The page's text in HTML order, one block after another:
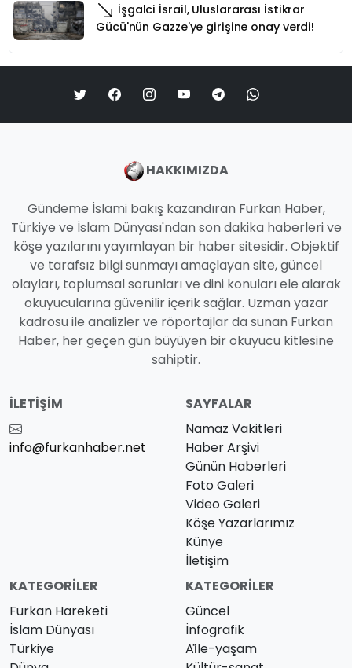
İşgalci İsrail, Uluslararası İstikrar
Gücü'nün Gazze'ye girişine onay verdi!
HAKKIMIZDA
Gündeme İslami bakış kazandıran Furkan Haber,
Türkiye ve İslam Dünyası'ndan son dakika haberleri ve
köşe yazılarını yayımlayan bir haber sitesidir. Objektif
ve tarafsız bilgi sunmayı amaçlayan site, güncel
olayları, toplumsal sorunları ve dini konuları ele alarak
okuyucularına güvenilir içerik sağlar. Uzman yazar
kadrosu ile analizler ve röportajlar da sunan Furkan
Haber, her geçen gün büyüyen bir okuyucu kitlesine
sahiptir.
İLETIŞIM
info@furkanhaber.net
SAYFALAR
Namaz Vakitleri
Haber Arşivi
Günün Haberleri
Foto Galeri
Video Galeri
Köşe Yazarlarımız
Künye
İletişim
KATEGORILER
Furkan Hareketi
İslam Dünyası
Türkiye
KATEGORILER
Güncel
İnfografik
Ai̇le-yaşam